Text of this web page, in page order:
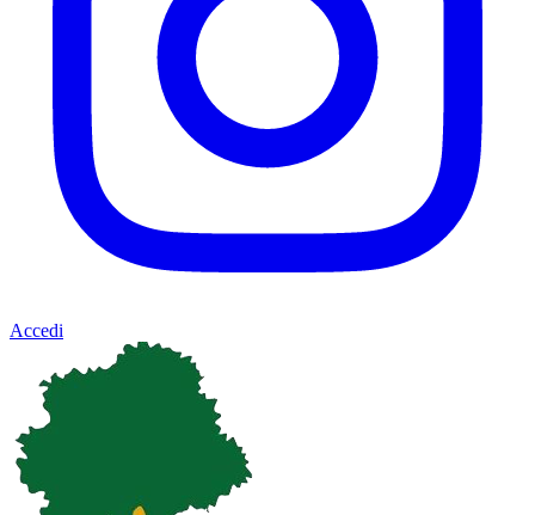
Accedi